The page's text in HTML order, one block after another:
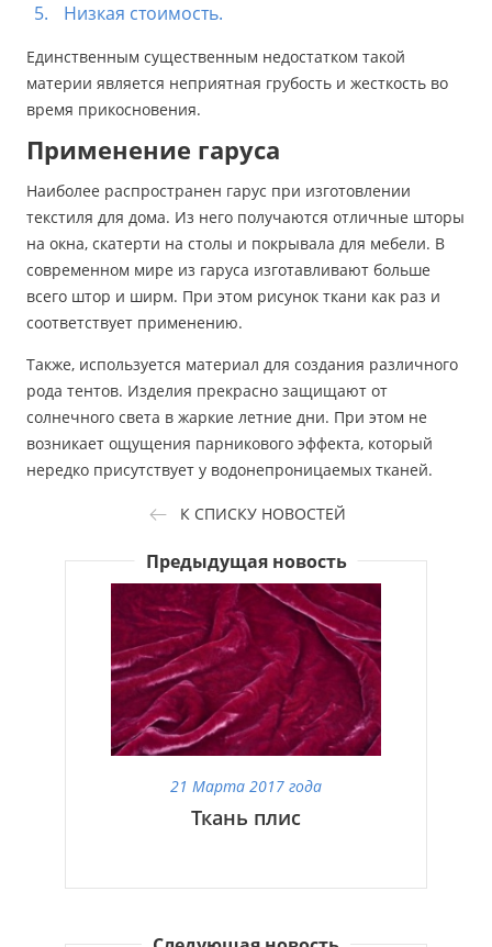
Низкая стоимость.
Единственным существенным недостатком такой
материи является неприятная грубость и жесткость во
время прикосновения.
Применение гаруса
Наиболее распространен гарус при изготовлении
текстиля для дома. Из него получаются отличные шторы
на окна, скатерти на столы и покрывала для мебели. В
современном мире из гаруса изготавливают больше
всего штор и ширм. При этом рисунок ткани как раз и
соответствует применению.
Также, используется материал для создания различного
рода тентов. Изделия прекрасно защищают от
солнечного света в жаркие летние дни. При этом не
возникает ощущения парникового эффекта, который
нередко присутствует у водонепроницаемых тканей.
К СПИСКУ НОВОСТЕЙ
Предыдущая новость
21 Марта 2017 года
Ткань плис